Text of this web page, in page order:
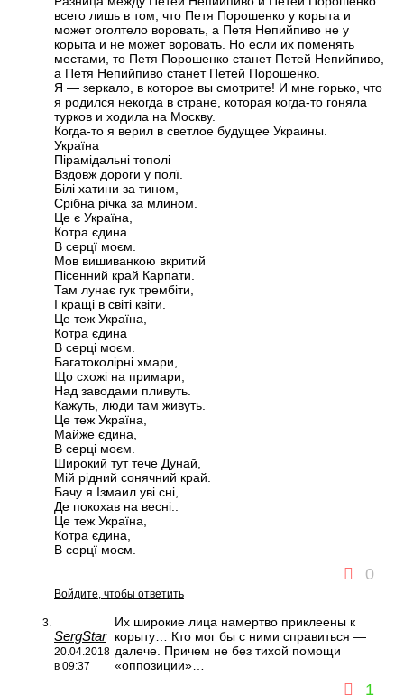
всего лишь в том, что Петя Порошенко у корыта и
может оголтело воровать, а Петя Непийпиво не у
корыта и не может воровать. Но если их поменять
местами, то Петя Порошенко станет Петей Непийпиво,
а Петя Непийпиво станет Петей Порошенко.
Я — зеркало, в которое вы смотрите! И мне горько, что
я родился некогда в стране, которая когда-то гоняла
турков и ходила на Москву.
Когда-то я верил в светлое будущее Украины.
Україна
Пірамідальні тополі
Вздовж дороги у полї.
Білі хатини за тином,
Срібна річка за млином.
Це є Україна,
Котра єдина
В серцї моєм.
Мов вишиванкою вкритий
Пісенний край Карпати.
Там лунає гук трембіти,
І кращі в світі квіти.
Це теж Україна,
Котра єдина
В серці моєм.
Багатоколірні хмари,
Що схожі на примари,
Над заводами пливуть.
Кажуть, люди там живуть.
Це теж Україна,
Майже єдина,
В серці моєм.
Широкий тут тече Дунай,
Мій рідний сонячний край.
Бачу я Ізмаил уві сні,
Де покохав на весні..
Це теж Україна,
Котра єдина,
В серцї моєм.
0
Войдите, чтобы ответить
SergStar
20.04.2018
в 09:37
Их широкие лица намертво приклеены к
корыту… Кто мог бы с ними справиться —
далече. Причем не без тихой помощи
«оппозиции»…
1